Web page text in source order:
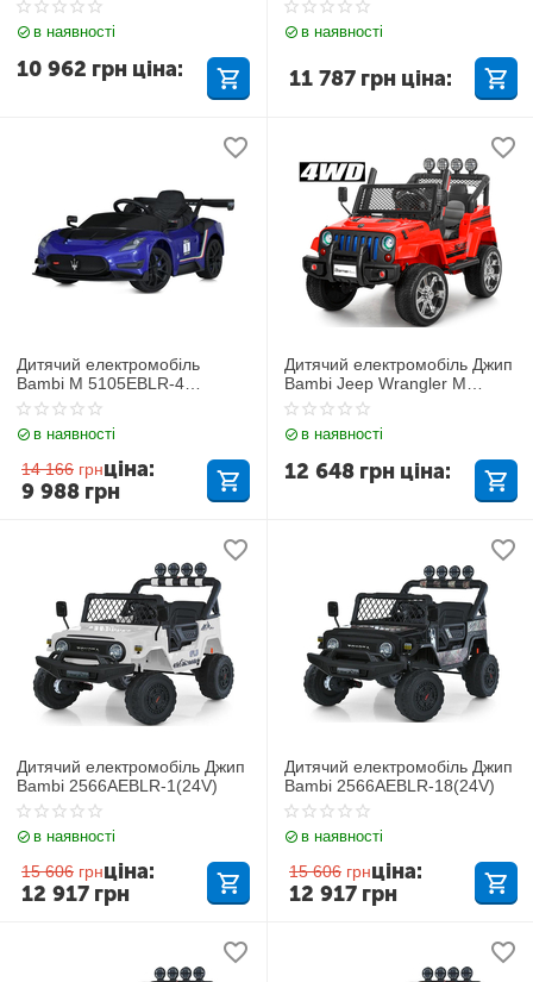
в наявності
10 962 грн ціна:
в наявності
11 787 грн ціна:
Дитячий електромобіль
Bambi M 5105EBLR-4
Maserati
в наявності
14 166 грн
9 988 грн
ціна:
Дитячий електромобіль Джип
Bambi Jeep Wrangler M
3237EBLR-3
в наявності
12 648 грн ціна:
Дитячий електромобіль Джип
Bambi 2566AEBLR-1(24V)
в наявності
15 606 грн
12 917 грн
ціна:
Дитячий електромобіль Джип
Bambi 2566AEBLR-18(24V)
в наявності
15 606 грн
12 917 грн
ціна: